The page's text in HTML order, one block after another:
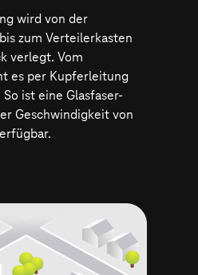
wird von der
zum Verteilerkasten
verlegt. Vom
es per Kupferleitung
ist eine Glasfaser-
Geschwindigkeit von